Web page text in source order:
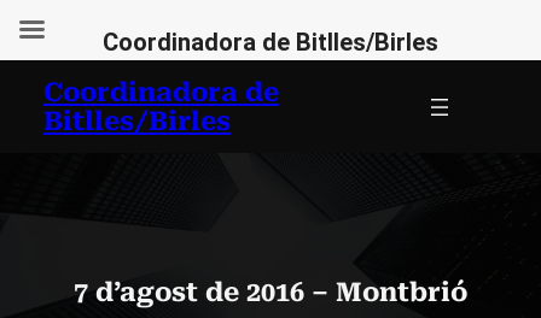
contingut
Coordinadora de
Bitlles/Birles
7 d’agost de 2016 – Montbrió
Coordinadora de Bitlles/Birles